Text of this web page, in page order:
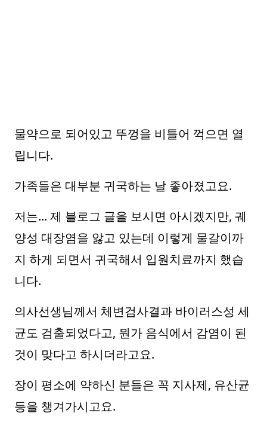
물약으로 되어있고 뚜껑을 비틀어 꺽으면 열
립니다.
가족들은 대부분 귀국하는 날 좋아졌고요.
저는... 제 블로그 글을 보시면 아시겠지만, 궤
양성 대장염을 앓고 있는데 이렇게 물갈이까
지 하게 되면서 귀국해서 입원치료까지 했습
니다.
의사선생님께서 체변검사결과 바이러스성 세
균도 검출되었다고, 뭔가 음식에서 감염이 된
것이 맞다고 하시더라고요.
장이 평소에 약하신 분들은 꼭 지사제, 유산균
등을 챙겨가시고요.